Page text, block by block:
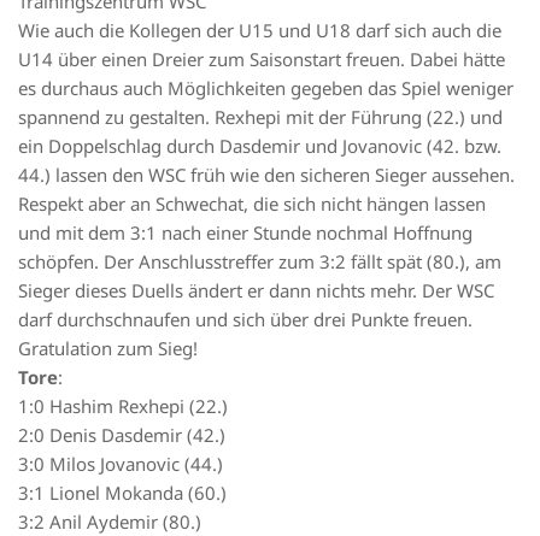
Wie auch die Kollegen der U15 und U18 darf sich auch die
U14 über einen Dreier zum Saisonstart freuen. Dabei hätte
es durchaus auch Möglichkeiten gegeben das Spiel weniger
spannend zu gestalten. Rexhepi mit der Führung (22.) und
ein Doppelschlag durch Dasdemir und Jovanovic (42. bzw.
44.) lassen den WSC früh wie den sicheren Sieger aussehen.
Respekt aber an Schwechat, die sich nicht hängen lassen
und mit dem 3:1 nach einer Stunde nochmal Hoffnung
schöpfen. Der Anschlusstreffer zum 3:2 fällt spät (80.), am
Sieger dieses Duells ändert er dann nichts mehr. Der WSC
darf durchschnaufen und sich über drei Punkte freuen.
Gratulation zum Sieg!
Tore:
1:0 Hashim Rexhepi (22.)
2:0 Denis Dasdemir (42.)
3:0 Milos Jovanovic (44.)
3:1 Lionel Mokanda (60.)
3:2 Anil Aydemir (80.)